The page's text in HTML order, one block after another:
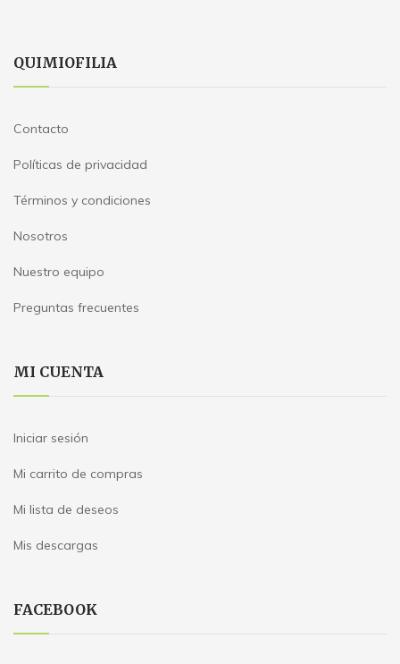
QUIMIOFILIA
Contacto
Políticas de privacidad
Términos y condiciones
Nosotros
Nuestro equipo
Preguntas frecuentes
MI CUENTA
Iniciar sesión
Mi carrito de compras
Mi lista de deseos
Mis descargas
FACEBOOK